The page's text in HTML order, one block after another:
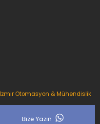
İzmir Otomasyon & Mühendislik
Bize Yazın